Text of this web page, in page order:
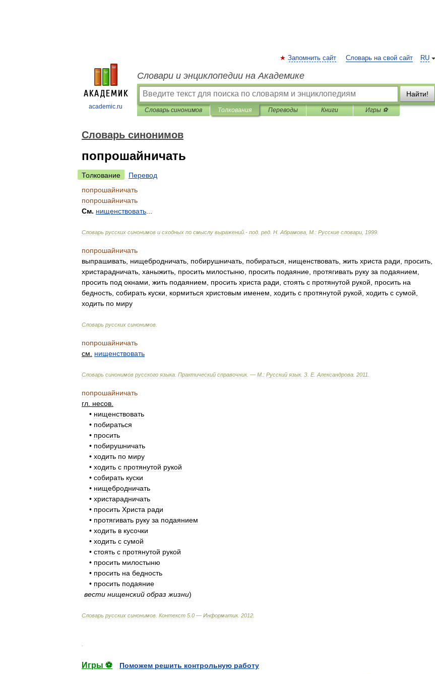
academic.ru
RU
Запомнить сайт Словарь на свой сайт
Словари и энциклопедии на Академике
Найти!
Словарь синонимов Толкования Переводы Книги Игры ⚽
Словарь синонимов
попрошайничать
Толкование
Перевод
попрошайничать
попрошайничать
См. нищенствовать
Словарь русских синонимов и сходных по смыслу выражений .- под ред Н Абрамова М : Русские словари 1999
попрошайничать
выпрашивать нищебродничать побирушничать побираться нищенствовать жить христа ради просить
христарадничать ханыжить просить милостыню просить подаяние протягивать руку за подаянием
просить под окнами жить подаянием просить христа ради стоять с протянутой рукой просить на
бедность собирать куски кормиться христовым именем ходить с протянутой рукой ходить с сумой
ходить по миру
Словарь русских синонимов
попрошайничать
см
нищенствовать
Словарь синонимов русского языка Практический справочник. — М : Русский язык. З Е. Александрова 2011
попрошайничать
гл несов
• нищенствовать
• побираться
• просить
• побирушничать
• ходить по миру
• ходить с протянутой рукой
• собирать куски
• нищебродничать
• христарадничать
• просить Христа ради
• протягивать руку за подаянием
• ходить в кусочки
• ходить с сумой
• стоять с протянутой рукой
• просить милостыню
• просить на бедность
• просить подаяние
вести нищенский образ жизни)
Словарь русских синонимов Контекст 5 0 — Информатик. 2012
Игры ⚽
Поможем решить контрольную работу